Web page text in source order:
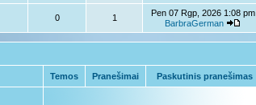
0 1
Pen 07 Rgp, 2026 1:08 pm
BarbraGerman
Temos Pranešimai Paskutinis pranešimas